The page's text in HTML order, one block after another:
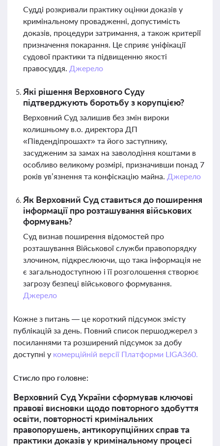
Судді розкривали практику оцінки доказів у
кримінальному провадженні, допустимість
доказів, процедури затримання, а також критерії
призначення покарання. Це сприяє уніфікації
судової практики та підвищенню якості
правосуддя. Джерело
Які рішення Верховного Суду
підтверджують боротьбу з корупцією?
Верховний Суд залишив без змін вироки
колишньому в.о. директора ДП
«Південдіпрошахт» та його заступнику,
засудженим за замах на заволодіння коштами в
особливо великому розмірі, призначивши понад 7
років ув’язнення та конфіскацію майна. Джерело
Як Верховний Суд ставиться до поширення
інформації про розташування військових
формувань?
Суд визнав поширення відомостей про
розташування Військової служби правопорядку
злочином, підкреслюючи, що така інформація не
є загальнодоступною і її розголошення створює
загрозу безпеці військового формування.
Джерело
Кожне з питань — це короткий підсумок змісту
публікацій за день. Повний список першоджерел з
посиланнями та розширений підсумок за добу
доступні у комерційній версії Платформи LIGA360.
Стисло про головне:
Верховний Суд України сформував ключові
правові висновки щодо повторного здобуття
освіти, повторності кримінальних
правопорушень, антикорупційних справ та
практики доказів у кримінальному процесі